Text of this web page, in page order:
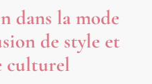
dans la mode
de style et
culturel